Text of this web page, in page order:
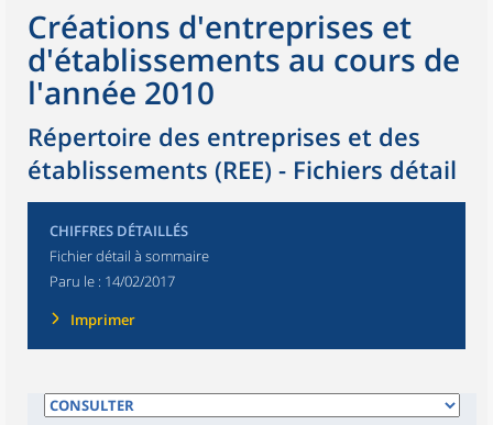
Créations d'entreprises et
d'établissements au cours de
l'année 2010
Répertoire des entreprises et des
établissements (REE) - Fichiers détail
CHIFFRES DÉTAILLÉS
Fichier détail à sommaire
Paru le : 14/02/2017
Imprimer